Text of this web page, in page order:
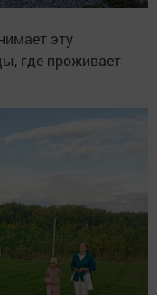
эту
где проживает